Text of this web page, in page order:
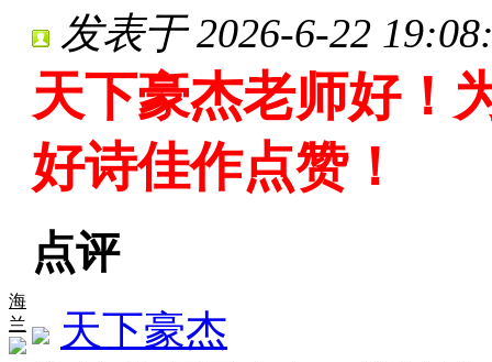
海
兰
发表于 2026-6-22
天下豪杰老师好！
好诗佳作点赞！
点评
天下豪杰